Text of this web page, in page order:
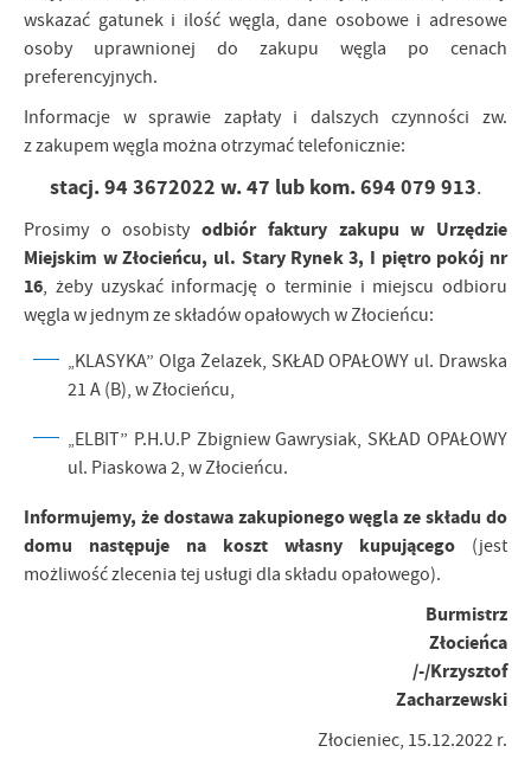
wskazać gatunek i ilość węgla, dane osobowe i adresowe
osoby uprawnionej do zakupu węgla po cenach
preferencyjnych.
Informacje w sprawie zapłaty i dalszych czynności zw.
z zakupem węgla można otrzymać telefonicznie:
stacj. 94 3672022 w. 47 lub kom. 694 079 913.
Prosimy o osobistyodbiór faktury zakupu w Urzędzie
Miejskim w Złocieńcu, ul. Stary Rynek 3, I piętro pokój nr
16, żeby uzyskać informację o terminie i miejscu odbioru
węgla w jednym ze składów opałowych w Złocieńcu:
„KLASYKA” Olga Żelazek, SKŁAD OPAŁOWY ul. Drawska
21 A (B), w Złocieńcu,
„ELBIT” P.H.U.P Zbigniew Gawrysiak, SKŁAD OPAŁOWY
ul. Piaskowa 2, w Złocieńcu.
Informujemy, że dostawa zakupionego węgla ze składu do
domu następuje na koszt własny kupującego (jest
możliwość zlecenia tej usługi dla składu opałowego).
Burmistrz
Złocieńca
/-/Krzysztof
Zacharzewski
Złocieniec, 15.12.2022 r.